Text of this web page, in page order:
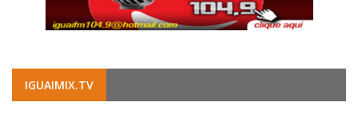
IGUAIMIX.TV